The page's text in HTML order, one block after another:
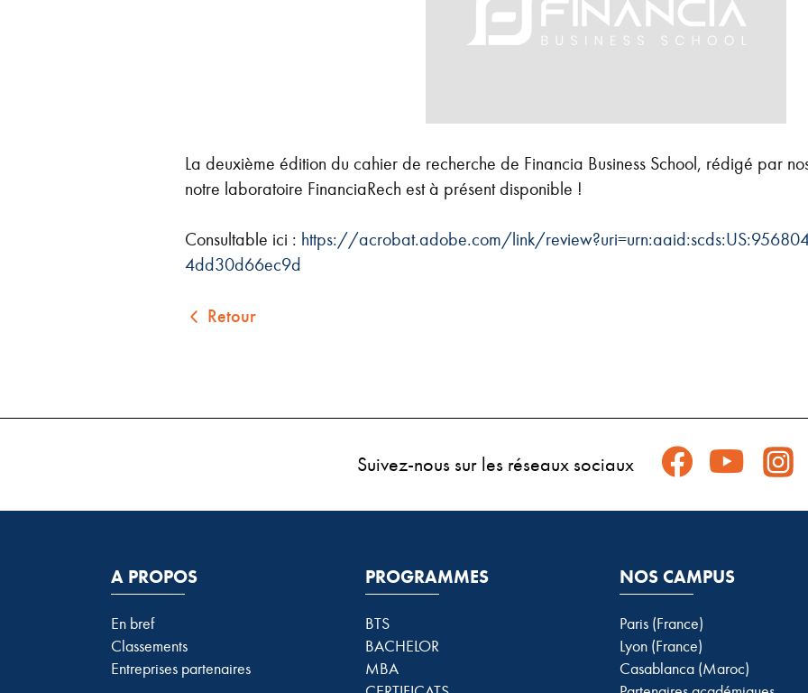
La deuxième édition du cahier de recherche de Financia Business School, rédigé par
notre laboratoire FinanciaRech est à présent disponible !
Consultable ici : https://acrobat.adobe.com/link/
4dd30d66ec9d
Retour
Suivez-nous sur les réseaux sociaux
A PROPOS
En bref
Classements
Entreprises partenaires
PROGRAMMES
BTS
BACHELOR
MBA
NOS CAMPUS
Paris (France)
Lyon (France)
Casablanca (Maroc)